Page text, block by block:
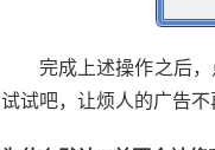
完成上述操作之后，
试试吧，让烦人的广告不